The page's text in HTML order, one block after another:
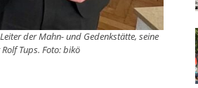
der Mahn- und Gedenkstätte, seine
Tups. Foto: bikö